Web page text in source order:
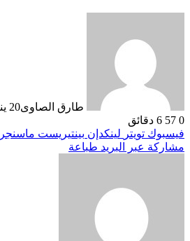
طارق الصاوى20 يناير، 2025
0
6 دقائق
فيسبوك تويتر لينكدإن بينتيريست ماسنجر
مشاركة عبر البريد طباعة